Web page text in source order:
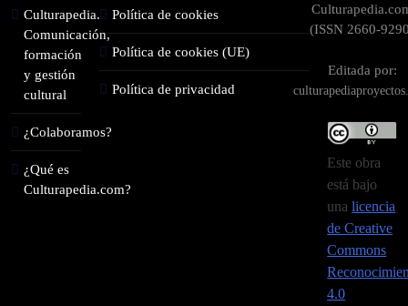
Culturapedia.
Comunicación,
formación
y gestión
cultural
¿Colaboramos?
¿Qué es
Culturapedia.com?
Política de cookies
Política de cookies (UE)
Política de privacidad
(ISSN 2660-
Editada por:
Este obra
está bajo
unalicencia
de Creative
Commons
4.0